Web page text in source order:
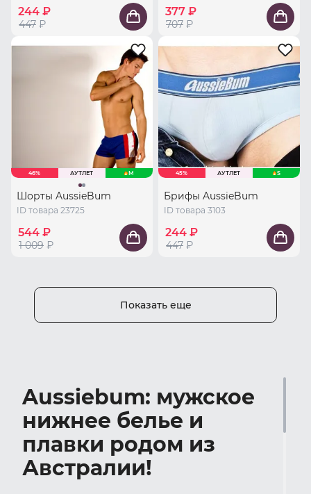
244 ₽
447 ₽
377 ₽
707 ₽
46% АУТЛЕТ M
Шорты AussieBum
ID товара 23725
544 ₽
1 009 ₽
45% АУТЛЕТ S
Брифы AussieBum
ID товара 3103
244 ₽
447 ₽
Показать еще
Aussiebum: мужское
нижнее белье и
плавки родом из
Австралии!